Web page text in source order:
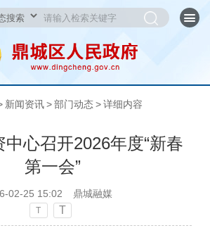
新闻资讯 > 部门动态 > 详细内容
心召开2026年度“新春
第一会”
02-25 15:02 鼎城融媒
T T